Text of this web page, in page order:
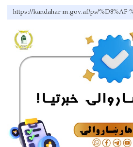
https://kandahar-m.gov.af/ps/%D8%AF-